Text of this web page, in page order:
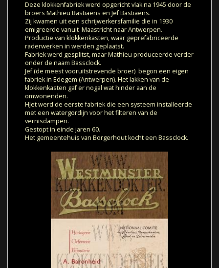
Deze klokkenfabriek werd opgericht vlak na 1945 door de
broers Mathieu Bastiaens en Jef Bastiaens.
Zij kwamen uit een schrijwerkersfamilie die in 1930
emigreerde vanuit Maastricht naar Antwerpen.
Productie van klokkenkasten, waar geprefabriceerde
raderwerken in werden geplaatst.
Fabriek werd gesplitst, maar Mathieu produceerde verder
onder de naam Bassclock.
Jef (de meest vooruitstrevende broer) begon een eigen
fabriek in Edegem (Antwerpen). Het lakken van de
klokkenkasten gaf er nogal wat hinder aan de
omwonenden.
HJet werd de eerste fabriek die een systeem installeerde
met een watergordijn voor het filteren van de
vernisdampen.
Gestopt in einde jaren 60.
Het gemeentehuis van Borgerhout kocht een Bassclock.